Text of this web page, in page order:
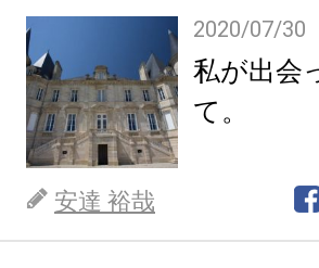
2020/07/30
私が出会
て。
安達 裕哉